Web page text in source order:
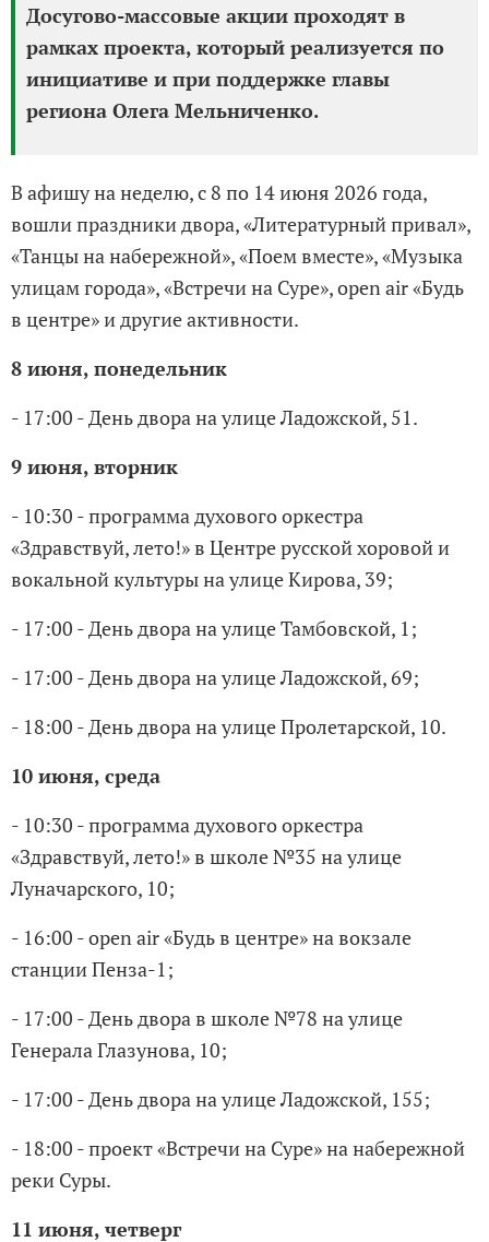
Досугово-массовые акции проходят в
рамках проекта, который реализуется по
инициативе и при поддержке главы
региона Олега Мельниченко.
В афишу на неделю, с 8 по 14 июня 2026 года,
вошли праздники двора, «Литературный привал»,
«Танцы на набережной», «Поем вместе», «Музыка
улицам города», «Встречи на Суре», open air «Будь
в центре» и другие активности.
8 июня, понедельник
- 17:00 - День двора на улице Ладожской, 51.
9 июня, вторник
- 10:30 - программа духового оркестра
«Здравствуй, лето!» в Центре русской хоровой и
вокальной культуры на улице Кирова, 39;
- 17:00 - День двора на улице Тамбовской, 1;
- 17:00 - День двора на улице Ладожской, 69;
- 18:00 - День двора на улице Пролетарской, 10.
10 июня, среда
- 10:30 - программа духового оркестра
«Здравствуй, лето!» в школе №35 на улице
Луначарского, 10;
- 16:00 - open air «Будь в центре» на вокзале
станции Пенза-1;
- 17:00 - День двора в школе №78 на улице
Генерала Глазунова, 10;
- 17:00 - День двора на улице Ладожской, 155;
- 18:00 - проект «Встречи на Суре» на набережной
реки Суры.
11 июня, четверг